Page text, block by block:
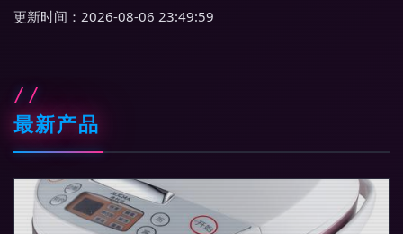
更新时间：2026-08-06 23:49:59
最新产品